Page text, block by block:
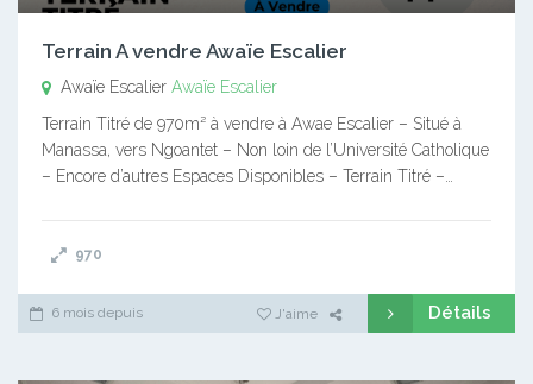
Terrain A vendre Awaïe Escalier
Awaïe Escalier Awaïe Escalier
Terrain Titré de 970m² à vendre à Awae Escalier – Situé à
Manassa, vers Ngoantet – Non loin de l’Université Catholique
– Encore d’autres Espaces Disponibles – Terrain Titré –…
970
6 mois depuis J'aime Détails